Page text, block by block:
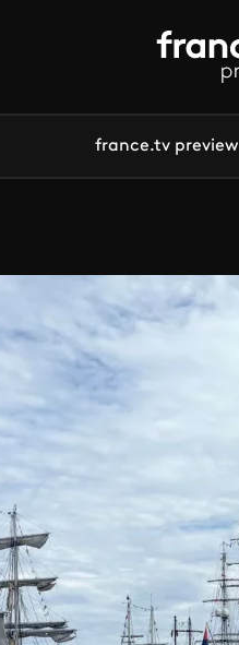
france.tv preview